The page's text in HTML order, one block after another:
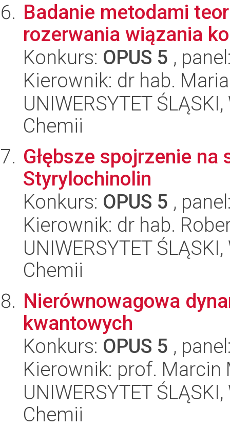
Badanie metodami
rozerwania wiązania
Konkurs: OPUS 5 ,
Kierownik: dr hab.
UNIWERSYTET
Chemii
Głębsze spojrzenie
Styrylochinolin
Konkurs: OPUS 5 ,
Kierownik: dr hab.
UNIWERSYTET
Chemii
Nierównowagowa
kwantowych
Konkurs: OPUS 5 ,
Kierownik: prof. Marcin
UNIWERSYTET
Chemii